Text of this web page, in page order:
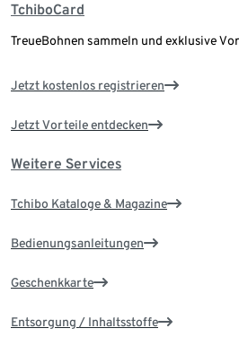
TchiboCard
TreueBohnen sammeln und exklusive
Jetzt kostenlos registrieren
Jetzt Vorteile entdecken
Weitere Services
Tchibo Kataloge & Magazine
Bedienungsanleitungen
Geschenkkarte
Entsorgung / Inhaltsstoffe